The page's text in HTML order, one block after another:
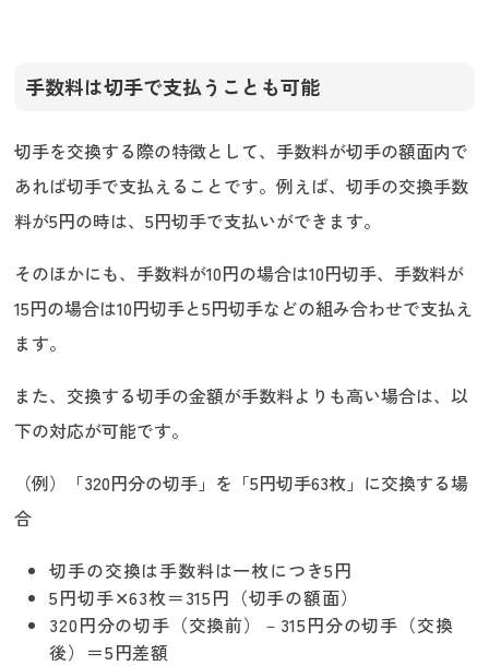
手数料は切手で支払うことも可能
切手を交換する際の特徴として、手数料が切手の額面内で
あれば切手で支払えることです。例えば、切手の交換手数
料が5円の時は、5円切手で支払いができます。
そのほかにも、手数料が10円の場合は10円切手、手数料が
15円の場合は10円切手と5円切手などの組み合わせで支払え
ます。
また、交換する切手の金額が手数料よりも高い場合は、以
下の対応が可能です。
（例）「320円分の切手」を「5円切手63枚」に交換する場
合
切手の交換は手数料は一枚につき5円
5円切手✕63枚＝315円（切手の額面）
320円分の切手（交換前）－315円分の切手（交換
後）＝5円差額